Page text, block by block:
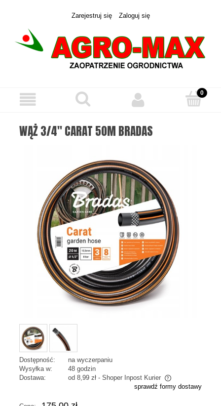
Zarejestruj się Zaloguj się
WĄŻ 3/4" CARAT 50M BRADAS
Dostępność:
na wyczerpaniu
Wysyłka w:
48 godzin
Dostawa:
od 8,99 zł - Shoper Inpost Kurier
Cena nie zawiera ewentualnych kosztów płatności
sprawdź formy dostawy